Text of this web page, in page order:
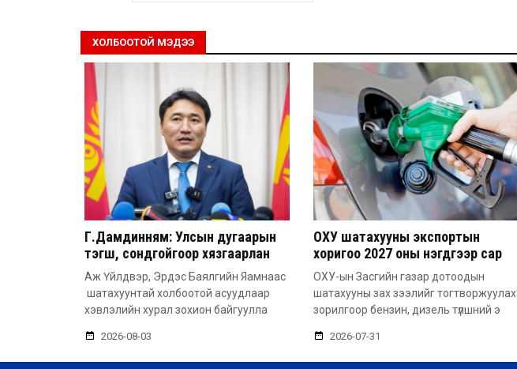
ХОЛБООТОЙ МЭДЭЭ
Г.Дамдинням: Улсын дугаарын
тэгш, сондгойгоор хязгаарлан
шатахуун олгоно
Аж Үйлдвэр, Эрдэс Баялгийн Яамнаас
шатахуунтай холбоотой асуудлаар
хэвлэлийн хурал зохион байгуулла
2026-08-03
ОХУ шатахууны экспортын
хоригоо 2027 оны нэгдүгээр сар
хүртэл сунгажээ
ОХУ-ын Засгийн газар дотоодын
шатахууны зах зээлийг тогтворжуулах
зорилгоор бензин, дизель түлшний э
2026-07-31